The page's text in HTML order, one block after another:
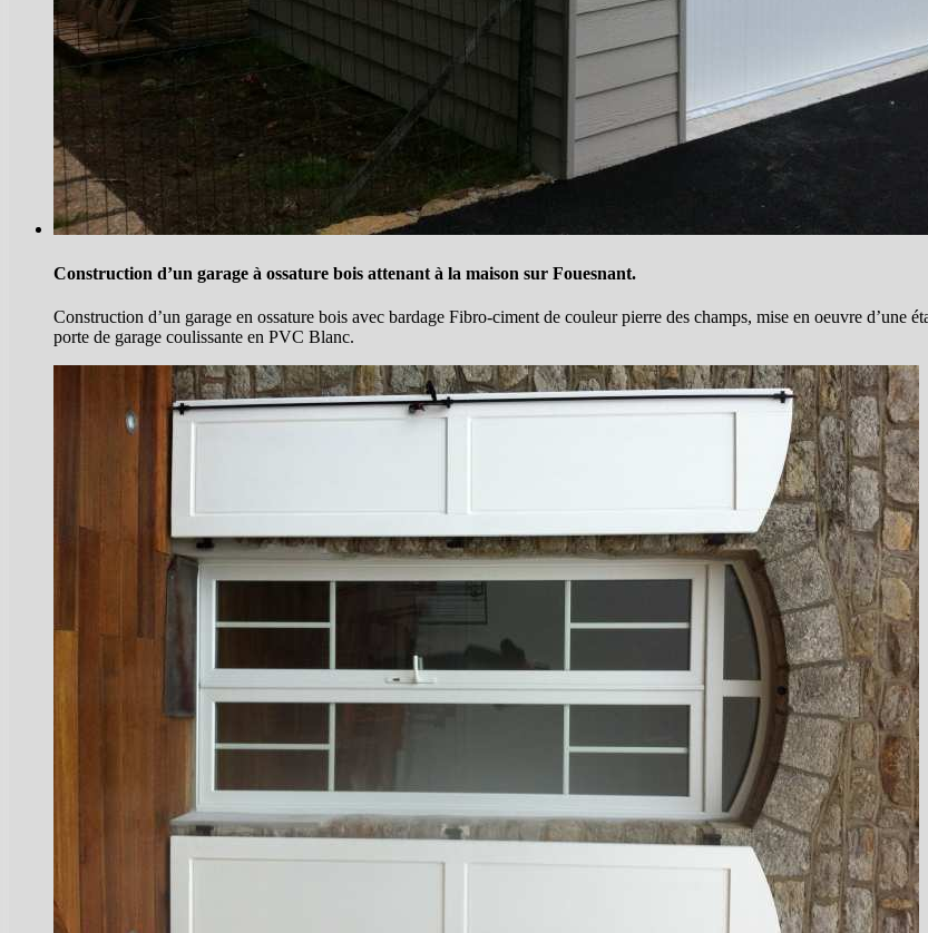
Construction d’un garage à ossature bois attenant à la maison sur Fouesnant.
Construction d’un garage en ossature bois avec bardage Fibro-ciment de couleur pierre des champs, mise en oeuvre d’une
porte de garage coulissante en PVC Blanc.